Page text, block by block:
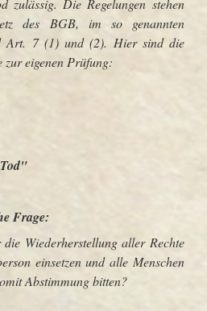
zulässig. Die Regelungen stehen
des BGB, im so genannten
Art. 7 (1) und (2). Hier sind die
zur eigenen Prüfung:
Frage:
Wiederherstellung aller Rechte
einsetzen und alle Menschen
Abstimmung bitten?